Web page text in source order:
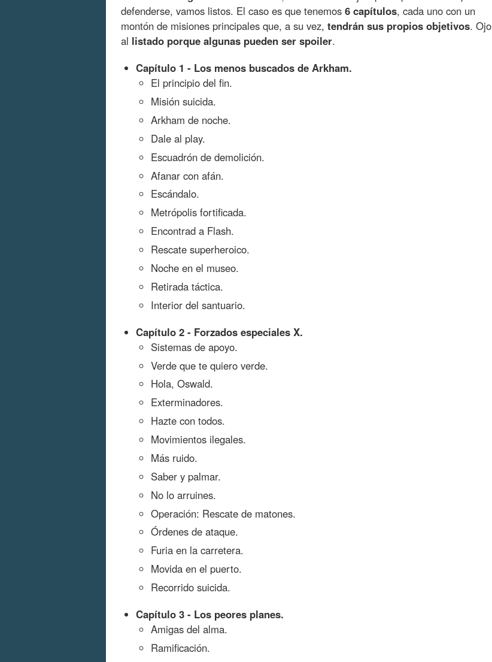
defenderse, vamos listos. El caso es que tenemos 6 capítulos, cada uno con un
montón de misiones principales que, a su vez, tendrán sus propios objetivos. Ojo
al listado porque algunas pueden ser spoiler.
Capítulo 1 - Los menos buscados de Arkham.
El principio del fin.
Misión suicida.
Arkham de noche.
Dale al play.
Escuadrón de demolición.
Afanar con afán.
Escándalo.
Metrópolis fortificada.
Encontrad a Flash.
Rescate superheroico.
Noche en el museo.
Retirada táctica.
Interior del santuario.
Capítulo 2 - Forzados especiales X.
Sistemas de apoyo.
Verde que te quiero verde.
Hola, Oswald.
Exterminadores.
Hazte con todos.
Movimientos ilegales.
Más ruido.
Saber y palmar.
No lo arruines.
Operación: Rescate de matones.
Órdenes de ataque.
Furia en la carretera.
Movida en el puerto.
Recorrido suicida.
Capítulo 3 - Los peores planes.
Amigas del alma.
Ramificación.